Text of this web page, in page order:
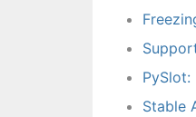
Stable